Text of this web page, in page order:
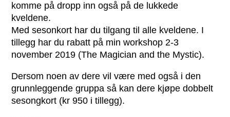
komme på dropp inn også på de lukkede
kveldene.
Med sesonkort har du tilgang til alle kveldene. I
tillegg har du rabatt på min workshop 2-3
november 2019 (The Magician and the Mystic).
Dersom noen av dere vil være med også i den
grunnleggende gruppa så kan dere kjøpe dobbelt
sesongkort (kr 950 i tillegg).